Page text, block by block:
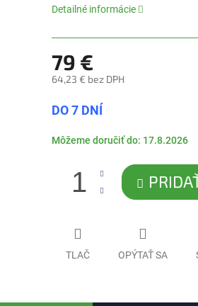
5
Detailné informácie
79 €
64,23 € bez DPH
cena:
DO 7 DNÍ
Môžeme doručiť do: 17.8.2026
TLAČ OPÝTAŤ SA